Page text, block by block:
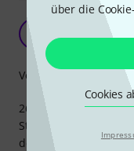
über die
Cookies
Dumm wie
26 € plus Porto und
Stück Kupfer mit
dem Nackenmikro
Verarbeitung